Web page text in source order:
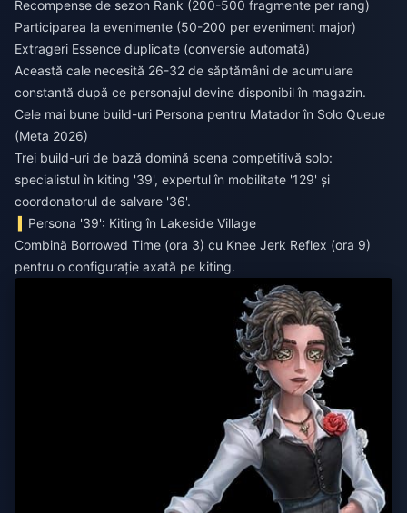
Recompense de sezon Rank (200-500 fragmente per rang)
Participarea la evenimente (50-200 per eveniment major)
Extrageri Essence duplicate (conversie automată)
Această cale necesită 26-32 de săptămâni de acumulare
constantă după ce personajul devine disponibil în magazin.
Cele mai bune build-uri Persona pentru Matador în Solo Queue
(Meta 2026)
Trei build-uri de bază domină scena competitivă solo:
specialistul în kiting '39', expertul în mobilitate '129' și
coordonatorul de salvare '36'.
Persona '39': Kiting în Lakeside Village
Combină Borrowed Time (ora 3) cu Knee Jerk Reflex (ora 9)
pentru o configurație axată pe kiting.